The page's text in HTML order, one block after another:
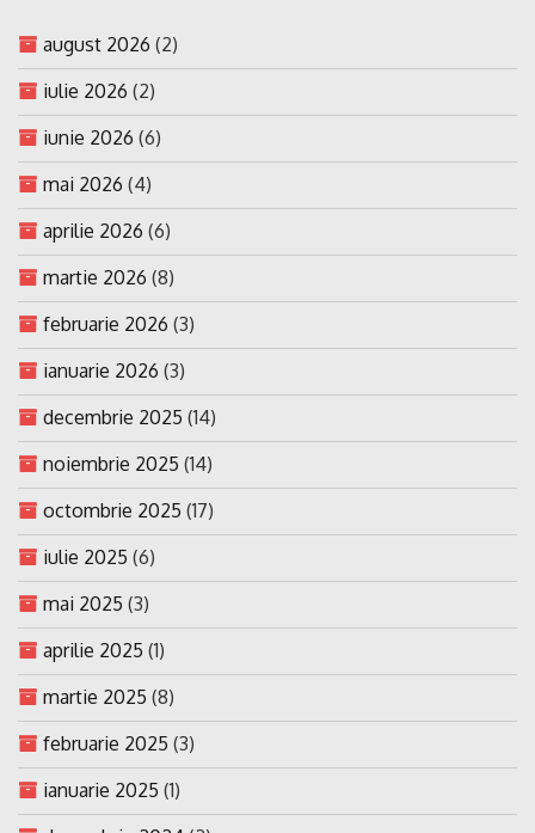
august 2026 (2)
iulie 2026 (2)
iunie 2026 (6)
mai 2026 (4)
aprilie 2026 (6)
martie 2026 (8)
februarie 2026 (3)
ianuarie 2026 (3)
decembrie 2025 (14)
noiembrie 2025 (14)
octombrie 2025 (17)
iulie 2025 (6)
mai 2025 (3)
aprilie 2025 (1)
martie 2025 (8)
februarie 2025 (3)
ianuarie 2025 (1)